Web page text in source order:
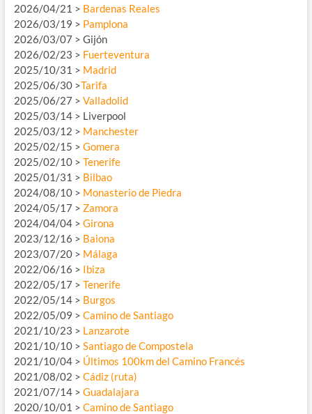
2026/04/21 > Bardenas Reales
2026/03/19 > Pamplona
2026/03/07 > Gijón
2026/02/23 > Fuerteventura
2025/10/31 > Madrid
2025/06/30 >Tarifa
2025/06/27 > Valladolid
2025/03/14 > Liverpool
2025/03/12 > Manchester
2025/02/15 > Gomera
2025/02/10 > Tenerife
2025/01/31 > Bilbao
2024/08/10 > Monasterio de Piedra
2024/05/17 > Zamora
2024/04/04 > Girona
2023/12/16 > Baiona
2023/07/20 > Málaga
2022/06/16 > Ibiza
2022/05/17 > Tenerife
2022/05/14 > Burgos
2022/05/09 > Camino de Santiago
2021/10/23 > Lanzarote
2021/10/10 > Santiago de Compostela
2021/10/04 > Últimos 100km del Camino Francés
2021/08/02 > Cádiz (ruta)
2021/07/14 > Guadalajara
2020/10/01 > Camino de Santiago